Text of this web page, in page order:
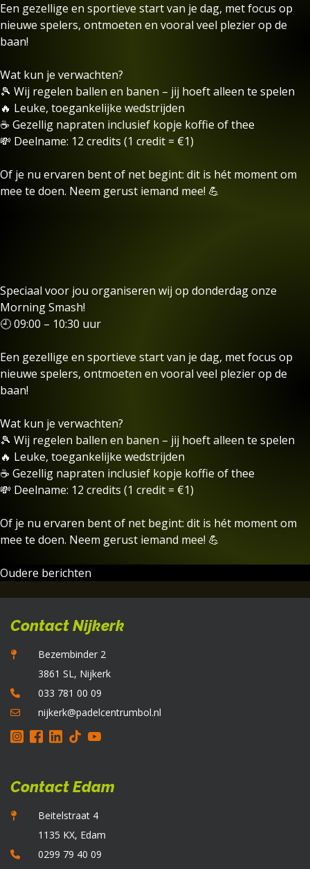
Een gezellige en sportieve start van je dag, met focus op
nieuwe spelers, ontmoeten en vooral veel plezier op de
baan!
Wat kun je verwachten?
🎾 Wij regelen ballen en banen – jij hoeft alleen te spelen
🔥 Leuke, toegankelijke wedstrijden
☕ Gezellig napraten inclusief kopje koffie of thee
💸 Deelname: 12 credits (1 credit = €1)
Of je nu ervaren bent of net begint: dit is hét moment om
mee te doen. Neem gerust iemand mee! 💪
Speciaal voor jou organiseren wij op donderdag onze
Morning Smash!
🕘 09:00 – 10:30 uur
Een gezellige en sportieve start van je dag, met focus op
nieuwe spelers, ontmoeten en vooral veel plezier op de
baan!
Wat kun je verwachten?
🎾 Wij regelen ballen en banen – jij hoeft alleen te spelen
🔥 Leuke, toegankelijke wedstrijden
☕ Gezellig napraten inclusief kopje koffie of thee
💸 Deelname: 12 credits (1 credit = €1)
Of je nu ervaren bent of net begint: dit is hét moment om
mee te doen. Neem gerust iemand mee! 💪
Berichtennavigatie
Oudere berichten
Contact Nijkerk
Bezembinder 2
3861 SL, Nijkerk
033 781 00 09
nijkerk@padelcentrumbol.nl
Contact Edam
Beitelstraat 4
1135 KX, Edam
0299 79 40 09